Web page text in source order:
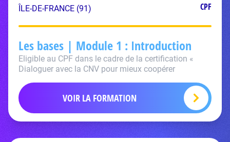
ÎLE-DE-FRANCE (91) CPF
Les bases | Module 1 : Introduction
Eligible au CPF dans le cadre de la certification «
Dialoguer avec la CNV pour mieux coopérer
VOIR LA FORMATION